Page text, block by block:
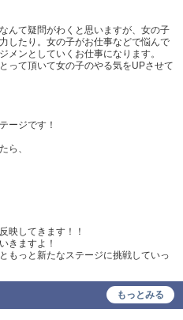
んて疑問がわくと思いますが、女の子
したり。女の子がお仕事などで悩んで
メンとしていくお仕事になります。
って頂いて女の子のやる気をUPさせて
ージです！
ら、
映してきます！！
きますよ！
もっと新たなステージに挑戦していっ
もっとみる